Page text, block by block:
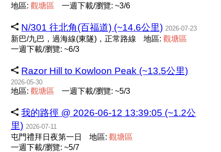
地區:觀塘區 一週下載/瀏覽: ~3/6
N/301 往北角(百福道) (~14.6公里) 2026-07-23
新巴/九巴，過海線(東隧)，正常路線 地區:觀塘區
一週下載/瀏覽: ~6/3
Razor Hill to Kowloon Peak (~13.5公里)
2026-05-30
地區:觀塘區 一週下載/瀏覽: ~5/3
我的路徑 @ 2026-06-12 13:39:05 (~1.2公
里) 2026-07-11
屯門禮拜日夜第一日 地區:觀塘區
一週下載/瀏覽: ~5/7